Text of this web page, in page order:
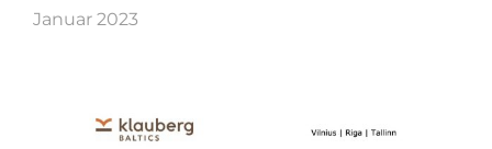
Januar 2023